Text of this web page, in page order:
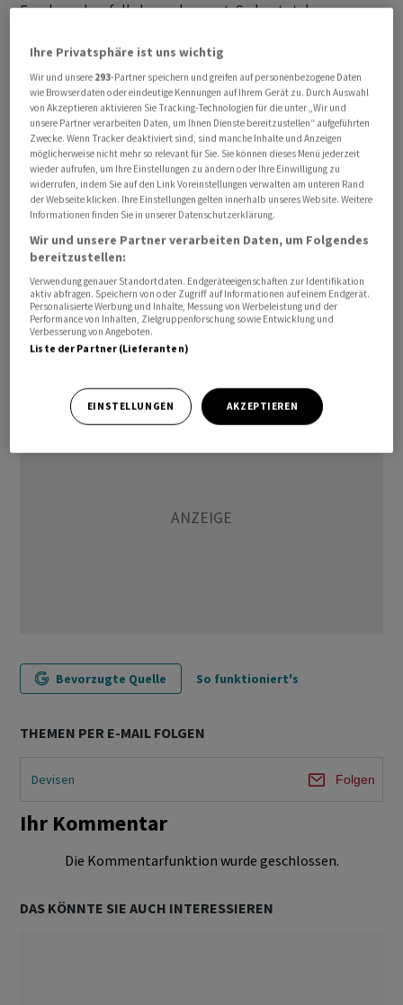
Franken ebenfalls kaum bewegt. So kostet das
0,8811 am Vorabend. Der Euro wird zu 0,9535 Franken
nach 0,9536 16 Franken gehandelt.
Zum Wochenausklang steht in Deutschland das Ifo-
Geschäftsklima auf dem Programm. Es wird mit einer
leichten Aufhellung der Stimmung gerechnet,
allerdings auf niedrigem Niveau. Ansonsten wollen sich
aus den Notenbanken einige Redner zu Wort melden.
So auch EZB-Präsidentin Christine Lagarde, die einem
Treffen der Eurogruppe beiwohnen und an der
anschliessenden Pressekonferenz teilnehmen wird.
jha/pre/ra
Bevorzugte Quelle So funktioniert's
THEMEN PER E-MAIL FOLGEN
Devisen Folgen
Ihr Kommentar
Die Kommentarfunktion wurde geschlossen.
DAS KÖNNTE SIE AUCH INTERESSIEREN
Ihre Privatsphäre ist uns wichtig
Wir und unsere 293-Partner speichern und greifen auf personenbezogene Daten
wie Browserdaten oder eindeutige Kennungen auf Ihrem Gerät zu. Durch Auswahl
von Akzeptieren aktivieren Sie Tracking-Technologien für die unter „Wir und
unsere Partner verarbeiten Daten, um Ihnen Dienste bereitzustellen“ aufgeführten
Zwecke. Wenn Tracker deaktiviert sind, sind manche Inhalte und Anzeigen
möglicherweise nicht mehr so relevant für Sie. Sie können dieses Menü jederzeit
wieder aufrufen, um Ihre Einstellungen zu ändern oder Ihre Einwilligung zu
widerrufen, indem Sie auf den Link Voreinstellungen verwalten am unteren Rand
der Webseite klicken. Ihre Einstellungen gelten innerhalb unseres Website. Weitere
Informationen finden Sie in unserer Datenschutzerklärung.
Wir und unsere Partner verarbeiten Daten, um Folgendes
bereitzustellen:
Verwendung genauer Standortdaten. Endgeräteeigenschaften zur Identifikation
aktiv abfragen. Speichern von oder Zugriff auf Informationen auf einem Endgerät.
Personalisierte Werbung und Inhalte, Messung von Werbeleistung und der
Performance von Inhalten, Zielgruppenforschung sowie Entwicklung und
Verbesserung von Angeboten.
Liste der Partner (Lieferanten)
EINSTELLUNGEN AKZEPTIEREN